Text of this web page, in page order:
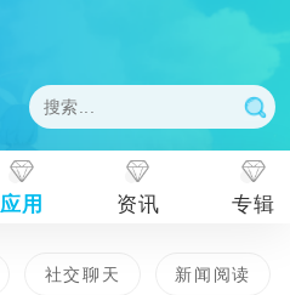
应用 资讯 专辑
社交聊天 新闻阅读